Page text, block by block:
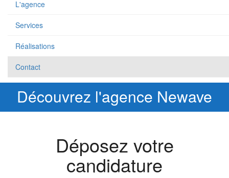
L'agence
Services
Réalisations
Contact
Découvrez l'agence Newave
Déposez votre
candidature